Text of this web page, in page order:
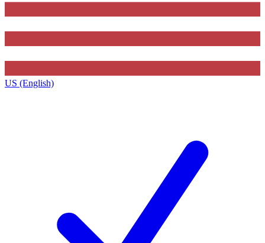
US (English)